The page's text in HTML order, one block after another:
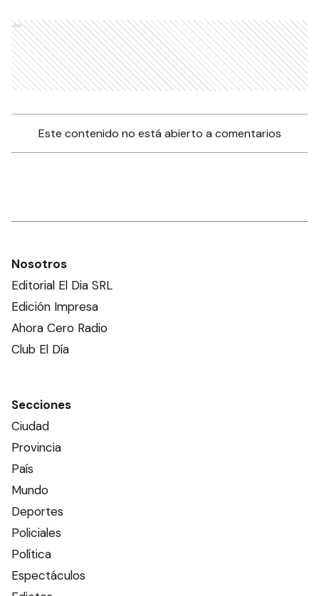
Ads
Este contenido no está abierto a comentarios
Nosotros
Editorial El Dia SRL
Edición Impresa
Ahora Cero Radio
Club El Día
Secciones
Ciudad
Provincia
País
Mundo
Deportes
Policiales
Política
Espectáculos